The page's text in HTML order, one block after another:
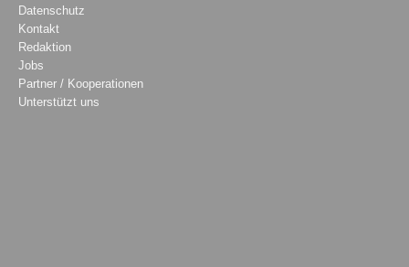
Datenschutz
Kontakt
Redaktion
Jobs
Partner / Kooperationen
Unterstützt uns